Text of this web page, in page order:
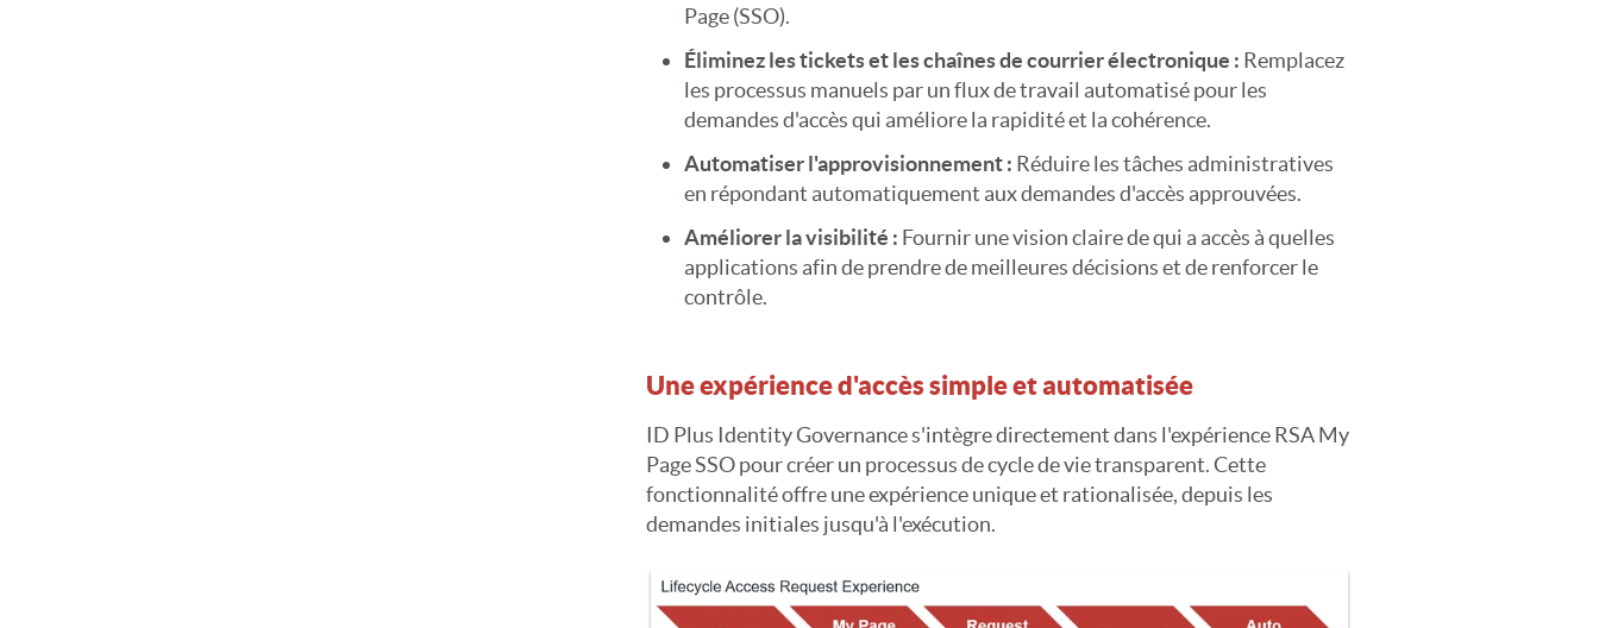
Page (SSO).
Éliminez les tickets et les chaînes de courrier électronique : Remplacez
les processus manuels par un flux de travail automatisé pour les
demandes d'accès qui améliore la rapidité et la cohérence.
Automatiser l'approvisionnement : Réduire les tâches administratives
en répondant automatiquement aux demandes d'accès approuvées.
Améliorer la visibilité : Fournir une vision claire de qui a accès à quelles
applications afin de prendre de meilleures décisions et de renforcer le
contrôle.
Une expérience d'accès simple et automatisée
ID Plus Identity Governance s'intègre directement dans l'expérience RSA My
Page SSO pour créer un processus de cycle de vie transparent. Cette
fonctionnalité offre une expérience unique et rationalisée, depuis les
demandes initiales jusqu'à l'exécution.